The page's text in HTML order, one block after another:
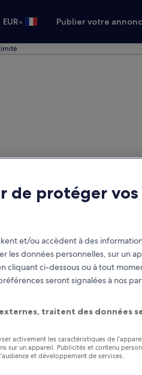
EUR• Publier votre
de protéger vos
et/ou accèdent à des
les données personnelles, sur un
cliquant ci-dessous ou à tout
seront signalées à nos
traitent des données
activement les caractéristiques de
sur un appareil. Publicités et contenu
et développement de services.